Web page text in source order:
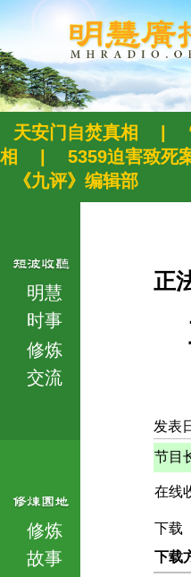
天安门自焚真相
相
5359迫害致死
《九评》编辑部
明慧
时事
修炼
交流
修炼
故事
正
发表
节目
在线
下载
下载